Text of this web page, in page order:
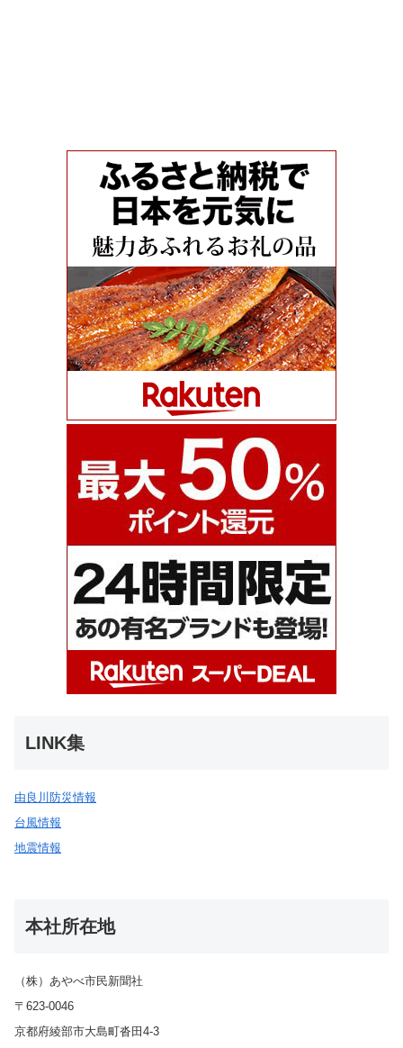
LINK集
由良川防災情報
台風情報
地震情報
本社所在地
（株）あやべ市民新聞社
〒623-0046
京都府綾部市大島町沓田4-3